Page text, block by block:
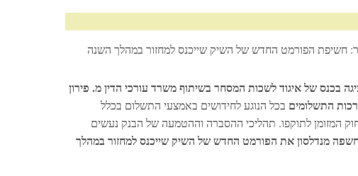
חשיפת הפורמט החדש של השיק שייכנס למחזור במהלך השנה
בכנס של איגוד לשכות המסחר בשיתוף משרד עורכי הדין מ. פירון
התשלומים בכל הנוגע לחידושים באמצעי התשלום בכלל
המזומן לתוקפו. תהליכי ההסברה וההטמעה של הבנק נעשים
חשפה מנדלסון את הפורמט החדש של השיק שייכנס למחזור במהלך